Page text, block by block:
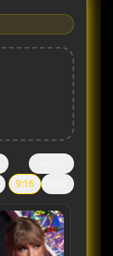
9:16